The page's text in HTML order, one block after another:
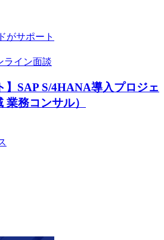
がサポート
ライン面談
】SAP S/4HANA導入プロジェ
務コンサル）